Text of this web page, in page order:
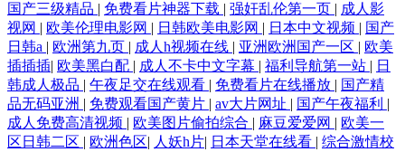
国产三级精品 | 免费看片神器下载 | 强奸乱伦第一页 | 成人影
视网 | 欧美伦理电影网 | 日韩欧美电影网 | 日本中文视频 | 国产
日韩a | 欧洲第九页 | 成人h视频在线 | 亚洲欧洲国产一区 | 欧美
插插插| 欧美黑白配 | 成人不卡中文字幕 | 福利导航第一站 | 日
韩成人极品 | 午夜足交在线观看 | 免费看片在线播放 | 国产精
品无码亚洲 | 免费观看国产黄片 | av大片网址 | 国产午夜福利 |
成人免费高清视频 | 欧美图片偷拍综合 | 麻豆爱爱网 | 欧美一
区日韩二区 | 欧洲色区| 人妖h片| 日本天堂在线看 | 综合激情校